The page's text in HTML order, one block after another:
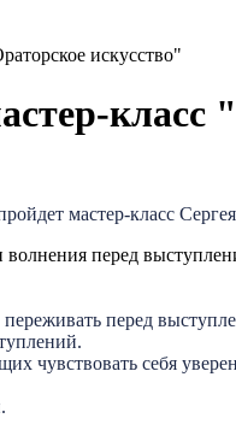
искусство"
класс
мастер-класс
волнения перед
перед
чувствовать себя